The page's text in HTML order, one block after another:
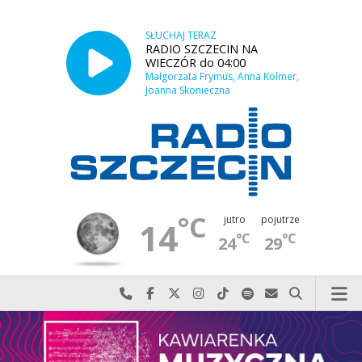
SŁUCHAJ TERAZ
RADIO SZCZECIN NA
WIECZÓR do 04:00
Małgorzata Frymus, Anna Kolmer,
Joanna Skonieczna
14°C jutro
24°C
pojutrze
29°C
Najlepiej po prostu do nas zadzwoń
Odwiedź nas na Facebook-u
Odwiedź nas na X
Odwiedź nas na Instagram-ie
Odwiedź nas na TikTok-u
Szukaj nas na Spotify
Wyślij do nas
Szukaj